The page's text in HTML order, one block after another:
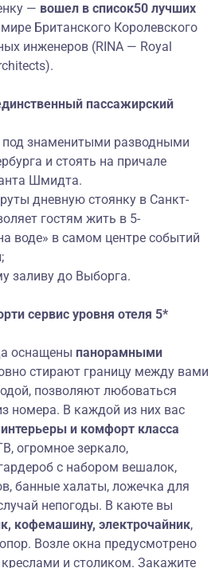
— вошел в список50 лучших
Британского Королевского
инженеров (RINA — Royal
пассажирский
знаменитыми разводными
и стоять на причале
Шмидта.
дневную стоянку в Санкт-
гостям жить в 5-
воде» в самом центре событий
заливу до Выборга.
и сервис уровня отеля 5*
оснащены панорамными
стирают границу между вами
позволяют любоваться
номера. В каждой из них вас
и комфорт класса
огромное зеркало,
с набором вешалок,
банные халаты, ложечка для
непогоды. В каюте вы
кофемашину, электрочайник,
Возле окна предусмотрено
креслами и столиком. Закажите